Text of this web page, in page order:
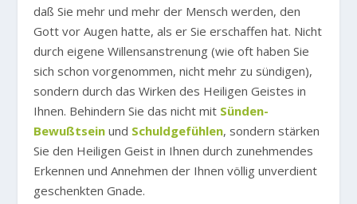
daß Sie mehr und mehr der Mensch werden, den
Gott vor Augen hatte, als er Sie erschaffen hat. Nicht
durch eigene Willensanstrenung (wie oft haben Sie
sich schon vorgenommen, nicht mehr zu sündigen),
sondern durch das Wirken des Heiligen Geistes in
Ihnen. Behindern Sie das nicht mit Sünden-
Bewußtsein und Schuldgefühlen, sondern stärken
Sie den Heiligen Geist in Ihnen durch zunehmendes
Erkennen und Annehmen der Ihnen völlig unverdient
geschenkten Gnade.